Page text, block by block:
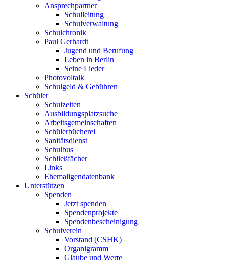
Ansprechpartner
Schulleitung
Schulverwaltung
Schulchronik
Paul Gerhardt
Jugend und Berufung
Leben in Berlin
Seine Lieder
Photovoltaik
Schulgeld & Gebühren
Schüler
Schulzeiten
Ausbildungsplatzsuche
Arbeitsgemeinschaften
Schülerbücherei
Sanitätsdienst
Schulbus
Schließfächer
Links
Ehemaligendatenbank
Unterstützen
Spenden
Jetzt spenden
Spendenprojekte
Spendenbescheinigung
Schulverein
Vorstand (CSHK)
Organigramm
Glaube und Werte